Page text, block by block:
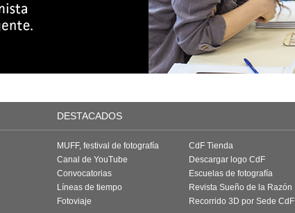
DESTACADOS
MUFF, festival de fotografía
Canal de YouTube
Convocatorias
Líneas de tiempo
Fotoviaje
CdF Tienda
Descargar logo CdF
Escuelas de fotografía
Revista Sueño de la Razón
Recorrido 3D por Sede CdF